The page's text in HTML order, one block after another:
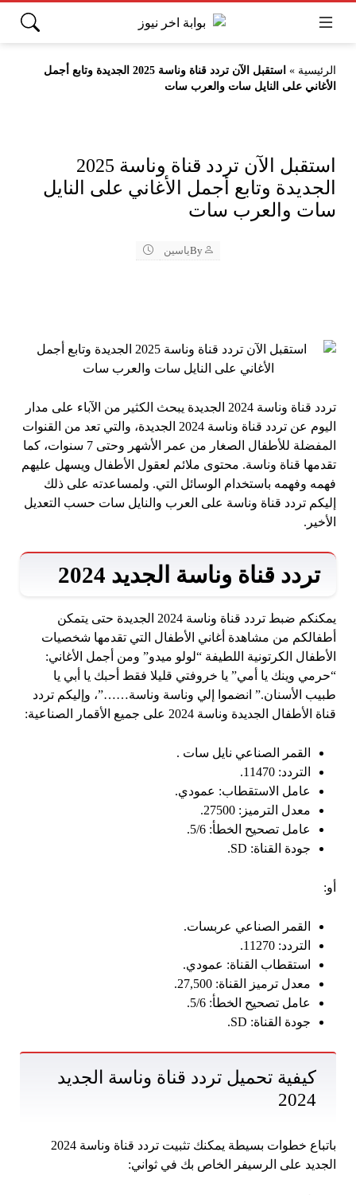
الرئيسية »
استقبل الآن تردد قناة وناسة 2025 الجديدة وتابع أجمل
الأغاني على النايل سات والعرب سات
استقبل الآن تردد قناة وناسة 2025
الجديدة وتابع أجمل الأغاني على النايل
سات والعرب سات
Byياسين
تردد قناة وناسة 2024 الجديدة يبحث الكثير من الآباء على مدار
اليوم عن تردد قناة وناسة 2024 الجديدة، والتي تعد من القنوات
المفضلة للأطفال الصغار من عمر الأشهر وحتى 7 سنوات، كما
تقدمها قناة وناسة. محتوى ملائم لعقول الأطفال ويسهل عليهم
فهمه وفهمه باستخدام الوسائل التي. ولمساعدته على ذلك
إليكم تردد قناة وناسة على العرب والنايل سات حسب التعديل
الأخير.
تردد قناة وناسة الجديد 2024
يمكنكم ضبط تردد قناة وناسة 2024 الجديدة حتى يتمكن
أطفالكم من مشاهدة أغاني الأطفال التي تقدمها شخصيات
الأطفال الكرتونية اللطيفة “لولو ميدو” ومن أجمل الأغاني:
“حرمي وينك يا أمي” يا خروفتي قليلا فقط أحبك يا أبي يا
طبيب الأسنان.” انضموا إلي وناسة وناسة……”، وإليكم تردد
قناة الأطفال الجديدة وناسة 2024 على جميع الأقمار الصناعية:
القمر الصناعي نايل سات .
التردد: 11470.
عامل الاستقطاب: عمودي.
معدل الترميز: 27500.
عامل تصحيح الخطأ: 5/6.
جودة القناة: SD.
أو:
القمر الصناعي عربسات.
التردد: 11270.
استقطاب القناة: عمودي.
معدل ترميز القناة: 27,500.
عامل تصحيح الخطأ: 5/6.
جودة القناة: SD.
كيفية تحميل تردد قناة وناسة الجديد
2024
باتباع خطوات بسيطة يمكنك تثبيت تردد قناة وناسة 2024
الجديد على الرسيفر الخاص بك في ثواني: